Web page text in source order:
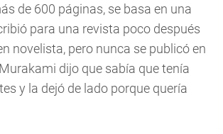
de 600 páginas, se basa en una
para una revista poco después
novelista, pero nunca se publicó en
dijo que sabía que tenía
y la dejó de lado porque quería